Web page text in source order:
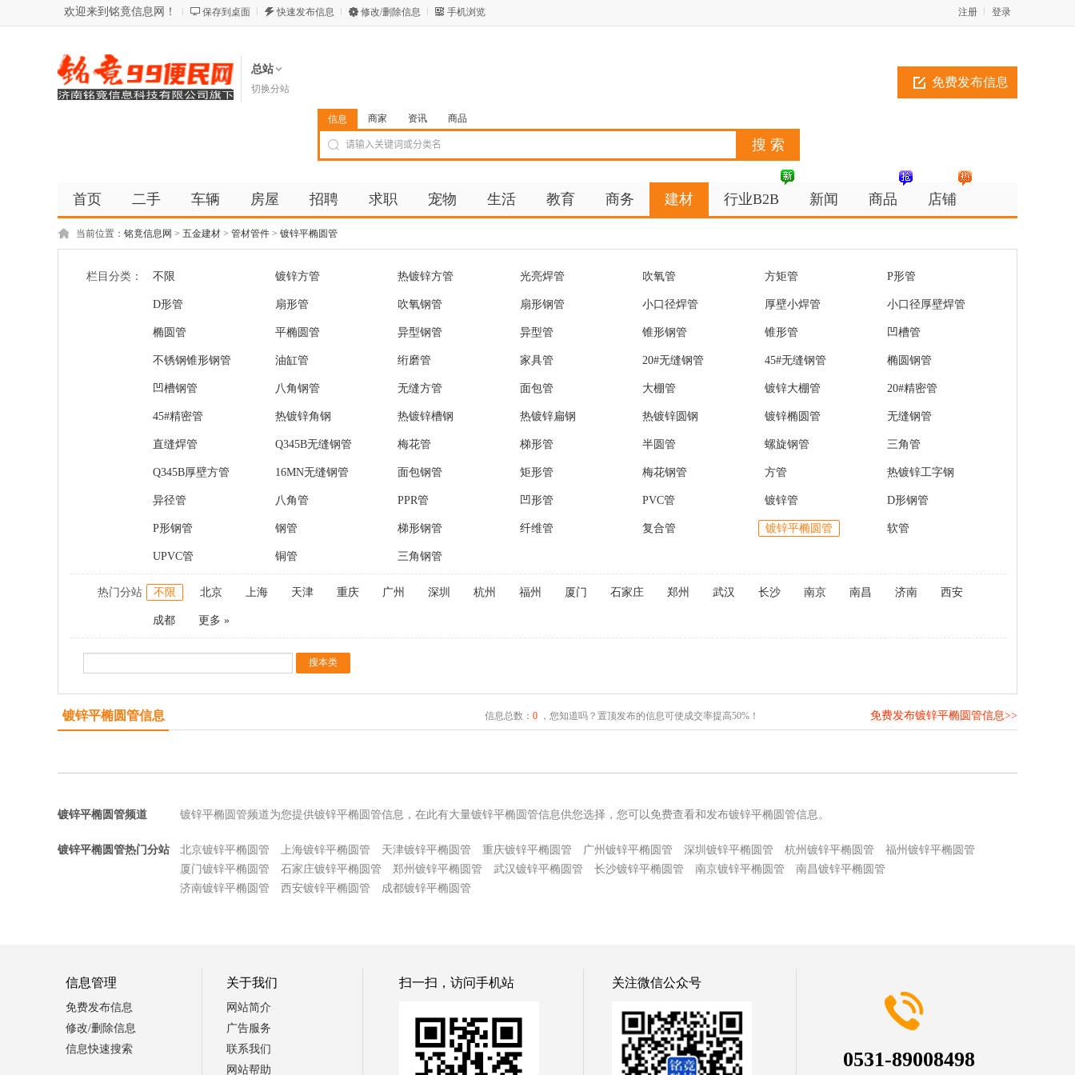
欢迎来到铭竟信息网！ 保存到桌面 快速发布信息 修改/删除信息 手机浏览 登录
注册
总站
切换分站 免费发布信息
信息 商家 资讯 商品
首页 二手 车辆 房屋 招聘 求职 宠物 生活 教育 商务 建材 行业B2B 新闻 商品 店铺
当前位置： 铭竟信息网 > 五金建材 > 管材管件 > 镀锌平椭圆管
栏目分类： 不限 镀锌方管 热镀锌方管 光亮焊管 吹氧管 方矩管 P形管
D形管 扇形管 吹氧钢管 扇形钢管 小口径焊管 厚壁小焊管 小口径厚壁焊管
椭圆管 平椭圆管 异型钢管 异型管 锥形钢管 锥形管 凹槽管
不锈钢锥形钢管 油缸管 绗磨管 家具管 20#无缝钢管 45#无缝钢管 椭圆钢管
凹槽钢管 八角钢管 无缝方管 面包管 大棚管 镀锌大棚管 20#精密管
45#精密管 热镀锌角钢 热镀锌槽钢 热镀锌扁钢 热镀锌圆钢 镀锌椭圆管 无缝钢管
直缝焊管 Q345B无缝钢管 梅花管 梯形管 半圆管 螺旋钢管 三角管
Q345B厚壁方管 16MN无缝钢管 面包钢管 矩形管 梅花钢管 方管 热镀锌工字钢
异径管 八角管 PPR管 凹形管 PVC管 镀锌管 D形钢管
P形钢管 钢管 梯形钢管 纤维管 复合管 镀锌平椭圆管 软管
UPVC管 铜管 三角钢管
热门分站 不限 北京 上海 天津 重庆 广州 深圳 杭州 福州 厦门 石家庄 郑州 武汉 长沙 南京 南昌 济南 西安
成都 更多 »
镀锌平椭圆管信息 信息总数： 0，您知道吗？置顶发布的信息可使成交率提高50%！ 免费发布镀锌平椭圆管信息>>
镀锌平椭圆管频道 镀锌平椭圆管频道为您提供镀锌平椭圆管信息，在此有大量镀锌平椭圆管信息供您选择，您可以免费查看和发布镀锌平椭圆管信息。
镀锌平椭圆管热门分站 北京镀锌平椭圆管 上海镀锌平椭圆管 天津镀锌平椭圆管 重庆镀锌平椭圆管 广州镀锌平椭圆管 深圳镀锌平椭圆管 杭州镀锌平椭圆管
福州镀锌平椭圆管
厦门镀锌平椭圆管
石家庄镀锌平椭圆管 郑州镀锌平椭圆管 武汉镀锌平椭圆管 长沙镀锌平椭圆管 南京镀锌平椭圆管
南昌镀锌平椭圆管
济南镀锌平椭圆管
西安镀锌平椭圆管 成都镀锌平椭圆管
信息管理
免费发布信息
修改/删除信息
信息快速搜索
关于我们
网站简介
广告服务
联系我们
网站帮助
扫一扫，访问手机站 关注微信公众号
0531-89008498